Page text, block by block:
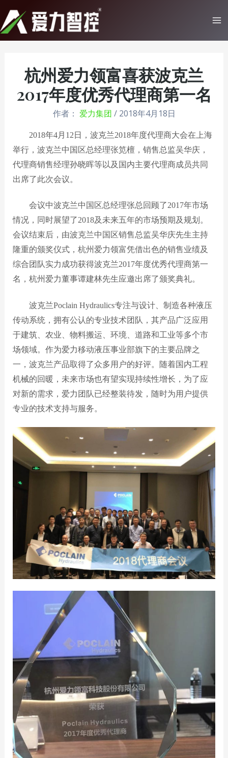
至
内
杭州爱力领富喜获波克兰
2017年度优秀代理商第一名
作者： 爱力集团 / 2018年4月18日
2018年4月12日，波克兰2018年度代理商大会在上海
举行，波克兰中国区总经理张笕檀，销售总监吴华庆，
代理商销售经理孙晓晖等以及国内主要代理商成员共同
出席了此次会议。
会议中波克兰中国区总经理张总回顾了2017年市场
情况，同时展望了2018及未来五年的市场预期及规划。
会议结束后，由波克兰中国区销售总监吴华庆先生主持
隆重的颁奖仪式，杭州爱力领富凭借出色的销售业绩及
综合团队实力成功获得波克兰2017年度优秀代理商第一
名，杭州爱力董事谭建林先生应邀出席了颁奖典礼。
波克兰Poclain Hydraulics专注与设计、制造各种液压
传动系统，拥有公认的专业技术团队，其产品广泛应用
于建筑、农业、物料搬运、环境、道路和工业等多个市
场领域。作为爱力移动液压事业部旗下的主要品牌之
一，波克兰产品取得了众多用户的好评。随着国内工程
机械的回暖，未来市场也有望实现持续性增长，为了应
对新的需求，爱力团队已经整装待发，随时为用户提供
专业的技术支持与服务。